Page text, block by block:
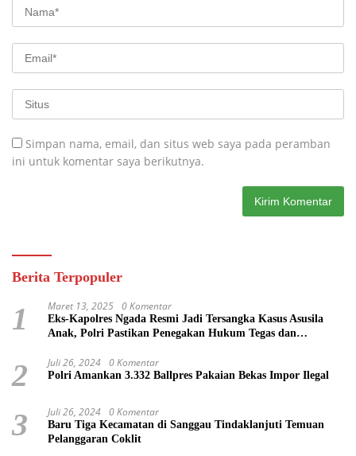
Simpan nama, email, dan situs web saya pada peramban
ini untuk komentar saya berikutnya.
Berita Terpopuler
1 Maret 13, 2025 0 Komentar
Eks-Kapolres Ngada Resmi Jadi Tersangka Kasus Asusila
Anak, Polri Pastikan Penegakan Hukum Tegas dan
2 Juli 26, 2024 0 Komentar
Polri Amankan 3.332 Ballpres Pakaian Bekas Impor Ilegal
3 Juli 26, 2024 0 Komentar
Baru Tiga Kecamatan di Sanggau Tindaklanjuti Temuan
Pelanggaran Coklit